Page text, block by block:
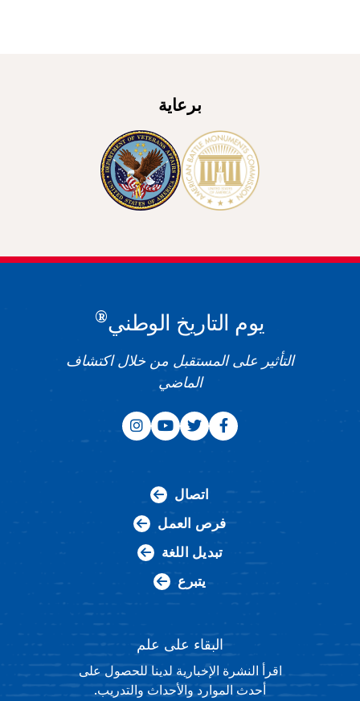
برعاية
يوم التاريخ الوطني®
التأثير على المستقبل من خلال اكتشاف
الماضي
اتصال
فرص العمل
تبديل اللغة
يتبرع
البقاء على علم
اقرأ النشرة الإخبارية لدينا للحصول على
أحدث الموارد والأحداث والتدريب.